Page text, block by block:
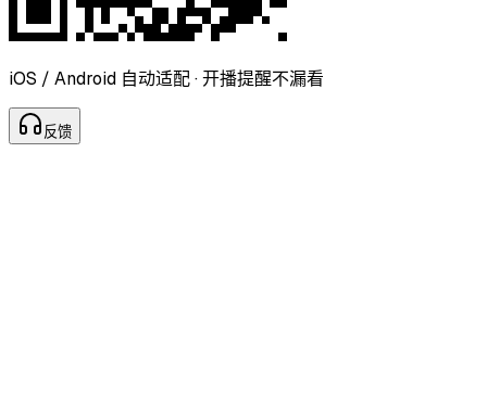
iOS / Android 自动适配 · 开播提醒不漏看
反馈